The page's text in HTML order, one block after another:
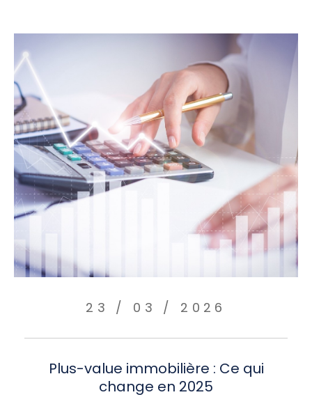
23 / 03 / 2026
Plus-value immobilière : Ce qui
change en 2025